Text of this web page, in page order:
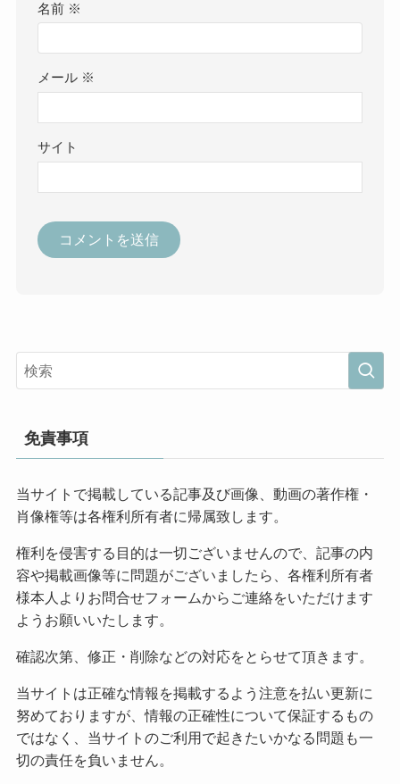
名前 ※
メール ※
サイト
免責事項
当サイトで掲載している記事及び画像、動画の著作権・
肖像権等は各権利所有者に帰属致します。
権利を侵害する目的は一切ございませんので、記事の内
容や掲載画像等に問題がございましたら、各権利所有者
様本人よりお問合せフォームからご連絡をいただけます
ようお願いいたします。
確認次第、修正・削除などの対応をとらせて頂きます。
当サイトは正確な情報を掲載するよう注意を払い更新に
努めておりますが、情報の正確性について保証するもの
ではなく、当サイトのご利用で起きたいかなる問題も一
切の責任を負いません。